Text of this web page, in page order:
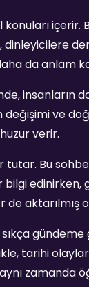
içerir.
dinleyicilere
da anlam
insanların
değişimi ve
verir.
tutar. Bu
edinirken,
de aktarılmış
gündeme
tarihi
zamanda